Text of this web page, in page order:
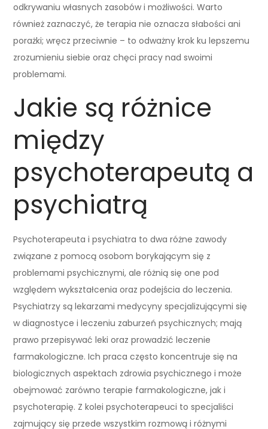
odkrywaniu własnych zasobów i możliwości. Warto
również zaznaczyć, że terapia nie oznacza słabości ani
porażki; wręcz przeciwnie – to odważny krok ku lepszemu
zrozumieniu siebie oraz chęci pracy nad swoimi
problemami.
Jakie są różnice
między
psychoterapeutą a
psychiatrą
Psychoterapeuta i psychiatra to dwa różne zawody
związane z pomocą osobom borykającym się z
problemami psychicznymi, ale różnią się one pod
względem wykształcenia oraz podejścia do leczenia.
Psychiatrzy są lekarzami medycyny specjalizującymi się
w diagnostyce i leczeniu zaburzeń psychicznych; mają
prawo przepisywać leki oraz prowadzić leczenie
farmakologiczne. Ich praca często koncentruje się na
biologicznych aspektach zdrowia psychicznego i może
obejmować zarówno terapie farmakologiczne, jak i
psychoterapię. Z kolei psychoterapeuci to specjaliści
zajmujący się przede wszystkim rozmową i różnymi